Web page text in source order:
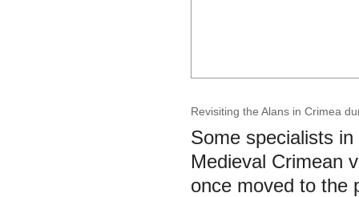
Revisiting the Alans in Crimea
Some specialists
Medieval Crimean
once moved to the